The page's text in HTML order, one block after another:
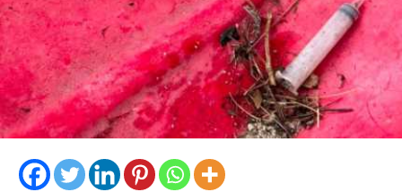
ELICOTTERO
AIB VIGILI
DEL FUOCO
INCENDIO
CASILINA
SUD
PROTEZIONE
CIVILE
PASSO
GENOVESE
INCENDIO
CASILINA
SUD